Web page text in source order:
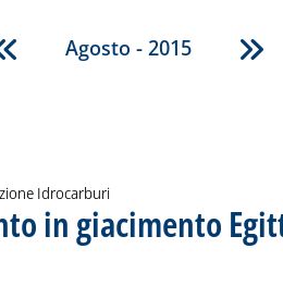
Agosto - 2015
Idrocarburi
in giacimento
2015 alle 15.58.